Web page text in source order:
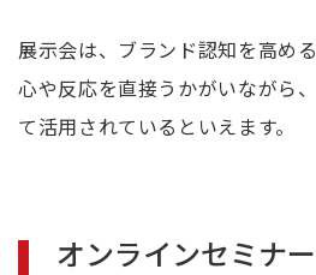
展示会は、ブランド認知を高め
心や反応を直接うかがいながら
て活用されているといえます。
オンラインセミナ